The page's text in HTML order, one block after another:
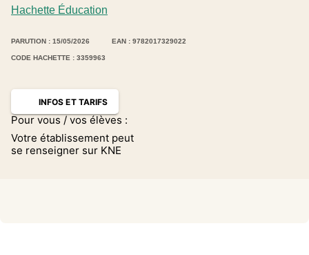
Hachette Éducation
PARUTION : 15/05/2026 EAN : 9782017329022
CODE HACHETTE : 3359963
INFOS ET TARIFS
Pour vous / vos élèves :
Votre établissement peut
se renseigner sur KNE